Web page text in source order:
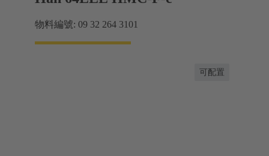
物料編號: 09 32 264 3101
可配置